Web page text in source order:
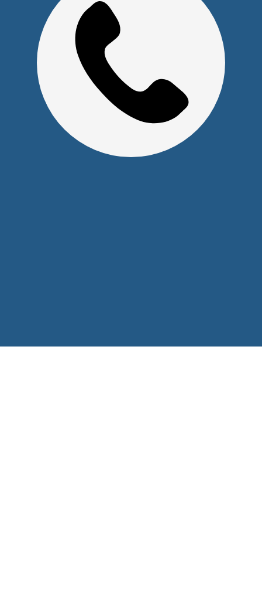
Наши контакты
+7 (391) 291-30-30 info@s-pl.ru
ул. Алексеева, 41
2026 © Уважаемые клиенты, Информация на сайте не